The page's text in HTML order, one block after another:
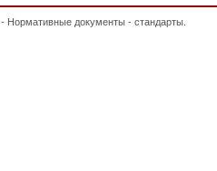
- Нормативные документы - стандарты.